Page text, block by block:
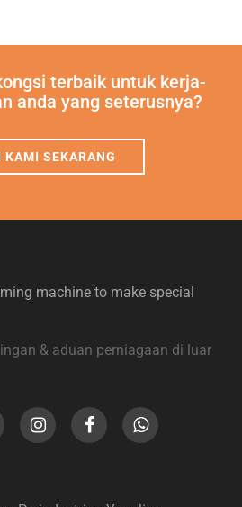
terbaik untuk kerja-
anda yang seterusnya?
KAMI SEKARANG
& aduan perniagaan di luar